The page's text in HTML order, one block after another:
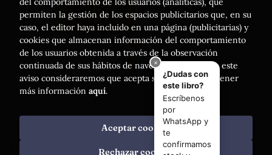
. Todos los Derechos Reservados |
permiten la gestión de los espacios publicitarios que, en su
caso, el editor haya incluido en una página (publicitarias) y
cookies que almacenan información del comportamiento
de los usuarios obtenida a través de la observación
continuada de sus hábitos de navegación. Si acepta este
aviso consideraremos que acepta su uso. Puede obtener
más información aquí.
Rechazar cookies
Aceptar cookies